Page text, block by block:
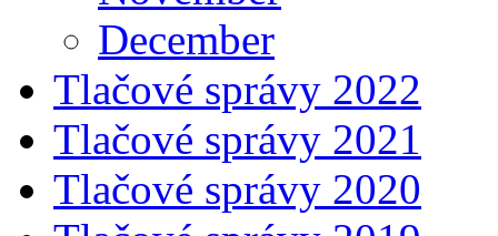
December
Tlačové správy 2022
Tlačové správy 2021
Tlačové správy 2020